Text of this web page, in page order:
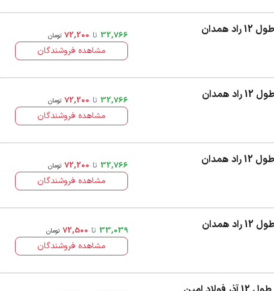
32,766 تا 72,200 تومان
مشاهده فروشندگان
32,766 تا 72,200 تومان
مشاهده فروشندگان
32,766 تا 72,200 تومان
مشاهده فروشندگان
33,039 تا 72,500 تومان
مشاهده فروشندگان